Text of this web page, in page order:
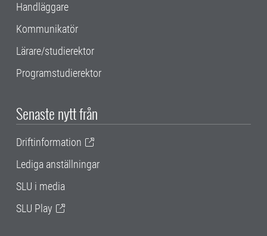
Handläggare
Kommunikatör
Lärare/studierektor
Programstudierektor
Senaste nytt från
Driftinformation
Lediga anställningar
SLU i media
SLU Play